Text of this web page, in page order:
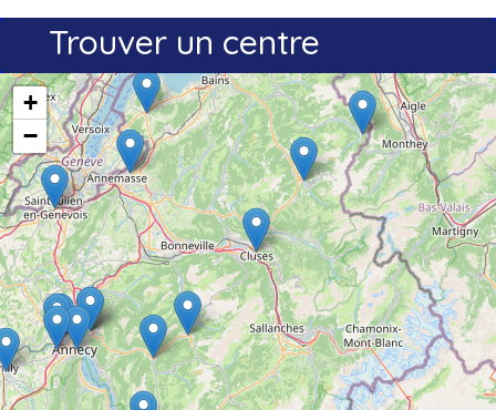
Trouver un centre
+
−